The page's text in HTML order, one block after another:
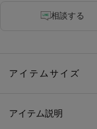
相談する
アイテムサイズ
アイテム説明